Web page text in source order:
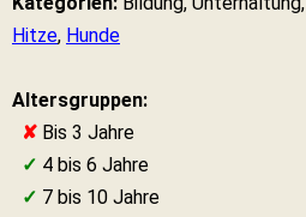
Hitze, Hunde
Altersgruppen:
✘ Bis 3 Jahre
✓ 4 bis 6 Jahre
✓ 7 bis 10 Jahre